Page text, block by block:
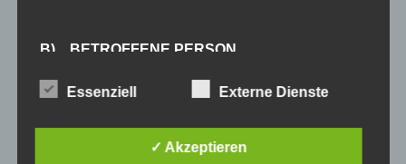
SCHLAGWÖRTER
Award Bewertungen
B) BETROFFENE PERSON
Betroffene Person ist jede identifizierte oder
personenbezogene Daten von dem für die
Verarbeitung Verantwortlichen verarbeitet werden.
Essenziell Externe Dienste
✓ Akzeptieren